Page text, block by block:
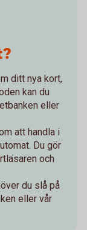
ditt nya kort,
kan du
eller
att handla i
Du gör
och
du slå på
eller vår